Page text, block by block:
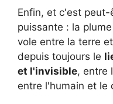
Enfin, et c'est
puissante : la
vole entre la terre
depuis toujours le
et l'invisible, entre
entre l'humain et le